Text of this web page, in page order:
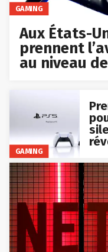
GAMING
Aux États-
prennent
au niveau
GAMING